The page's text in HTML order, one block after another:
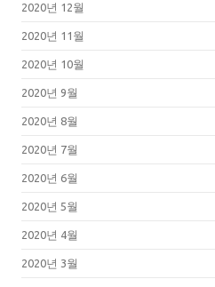
2020년 12월
2020년 11월
2020년 10월
2020년 9월
2020년 8월
2020년 7월
2020년 6월
2020년 5월
2020년 4월
2020년 3월